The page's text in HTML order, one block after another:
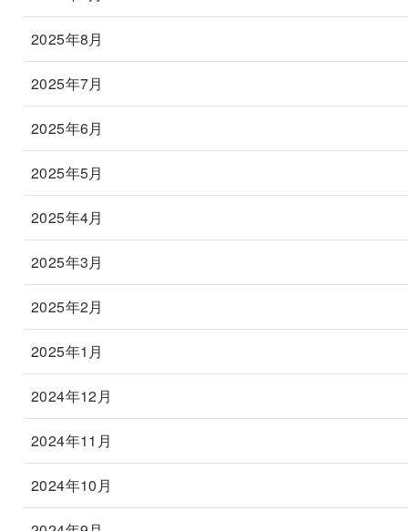
2025年8月
2025年7月
2025年6月
2025年5月
2025年4月
2025年3月
2025年2月
2025年1月
2024年12月
2024年11月
2024年10月